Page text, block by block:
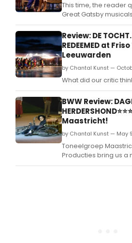
This time, the reader
Great Gatsby
there other
same subject?
Review: DE
REDEEMED at
Leeuwarden
by Chantal Kunst —
What did our critic
BWW Review:
Maastricht!
by Chantal Kunst — May
Toneelgroep
Producties bring us a
season, Dagboek